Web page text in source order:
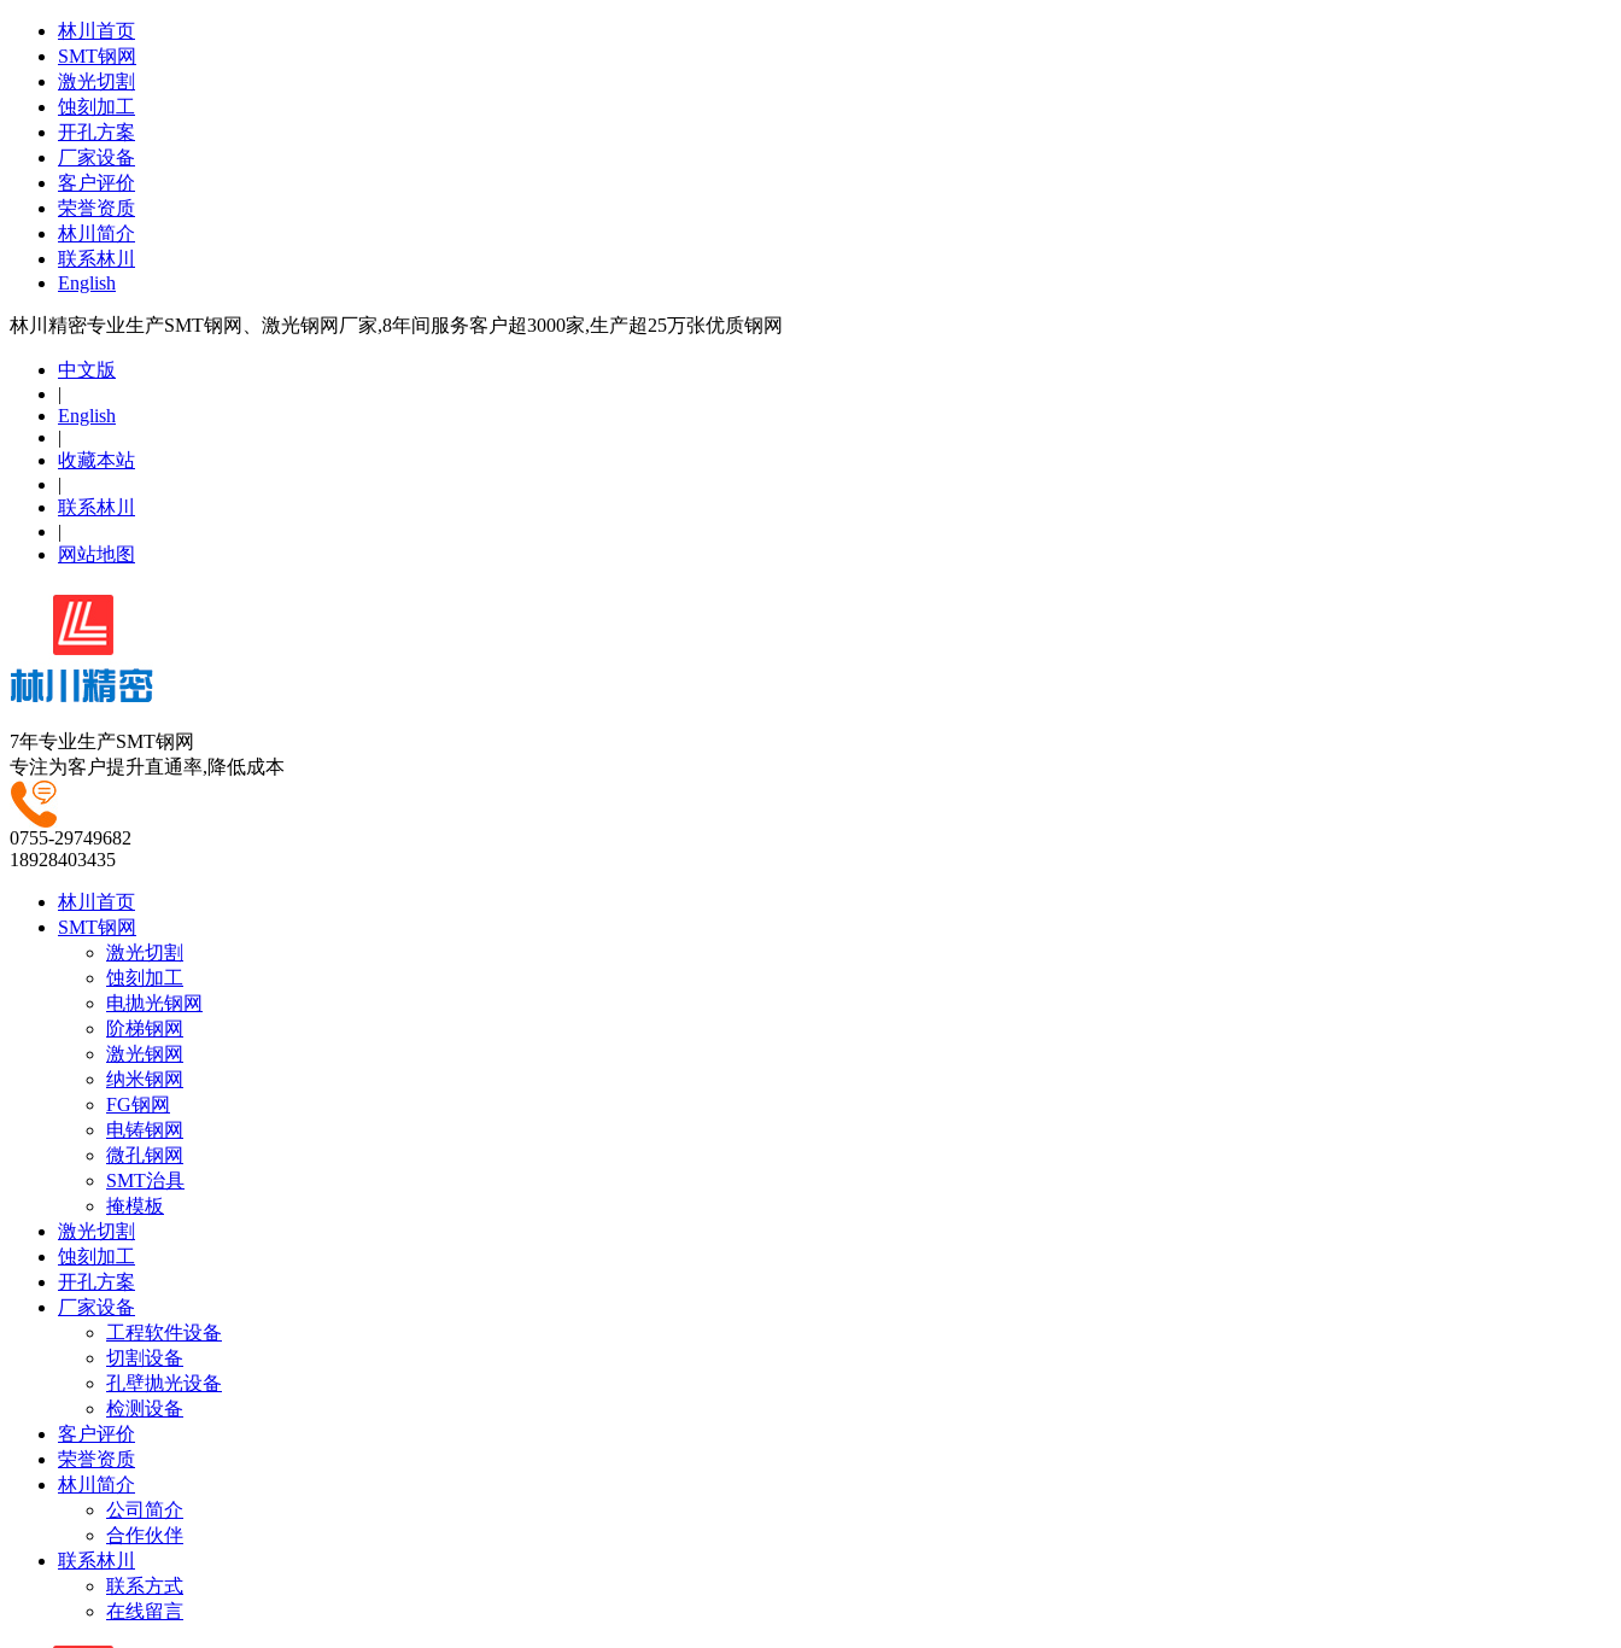
林川首页
SMT钢网
激光切割
蚀刻加工
开孔方案
厂家设备
客户评价
荣誉资质
林川简介
联系林川
English
林川精密专业生产SMT钢网、激光钢网厂家,8年间服务客户超3000家,生产超25万张优质钢网
中文版
|
English
|
收藏本站
|
联系林川
|
网站地图
7年专业生产SMT钢网
专注为客户提升直通率,降低成本
0755-29749682
18928403435
林川首页
SMT钢网
激光切割
蚀刻加工
电抛光钢网
阶梯钢网
激光钢网
纳米钢网
FG钢网
电铸钢网
微孔钢网
SMT治具
掩模板
激光切割
蚀刻加工
开孔方案
厂家设备
工程软件设备
切割设备
孔壁抛光设备
检测设备
客户评价
荣誉资质
林川简介
公司简介
合作伙伴
联系林川
联系方式
在线留言